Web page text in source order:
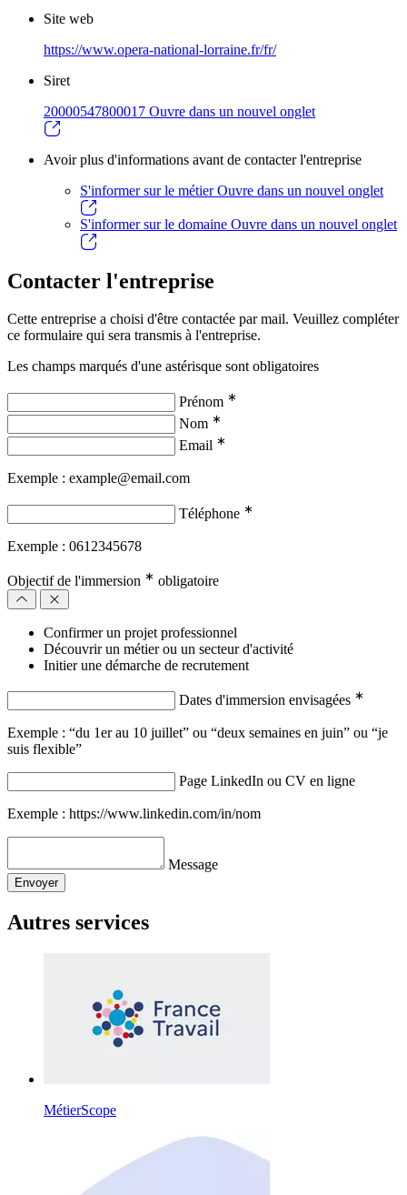
Site web
https://www.opera-national-lorraine.fr/fr/
Siret
20000547800017 Ouvre dans un nouvel onglet
Avoir plus d'informations avant de contacter l'entreprise
S'informer sur le métierOuvre dans un nouvel onglet
S'informer sur le domaine Ouvre dans un nouvel onglet
Contacter l'entreprise
Cette entreprise a choisi d'être contactée par mail. Veuillez compléter
ce formulaire qui sera transmis à l'entreprise.
Les champs marqués d'une astérisque sont obligatoires
Prénom ∗
Nom ∗
Email ∗
Exemple : example@email.com
Téléphone ∗
Exemple : 0612345678
Objectif de l'immersion ∗ obligatoire
Confirmer un projet professionnel
Découvrir un métier ou un secteur d'activité
Initier une démarche de recrutement
Dates d'immersion envisagées ∗
Exemple : “du 1er au 10 juillet” ou “deux semaines en juin” ou “je
suis flexible”
Page LinkedIn ou CV en ligne
Exemple : https://www.linkedin.com/in/nom
Message
Envoyer
Autres services
MétierScope